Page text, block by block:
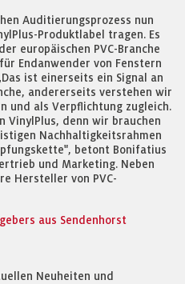
Auditierungsprozess nun
Produktlabel tragen. Es
europäischen PVC-Branche
Endanwender von Fenstern
ist einerseits ein Signal an
andererseits verstehen wir
und als Verpflichtung zugleich.
denn wir brauchen
Nachhaltigkeitsrahmen
betont Bonifatius
und Marketing. Neben
Hersteller von PVC-
aus Sendenhorst
Neuheiten und